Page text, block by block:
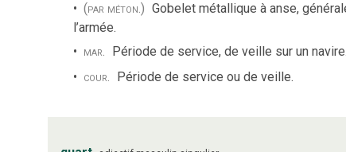
(par méton.) Gobelet métallique à anse,
l’armée.
mar. Période de service, de veille sur un navire.
cour. Période de service ou de veille.